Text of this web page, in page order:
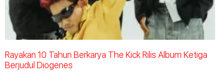
Rayakan 10 Tahun Berkarya The Kick Rilis Album Ketiga
Berjudul Diogenes